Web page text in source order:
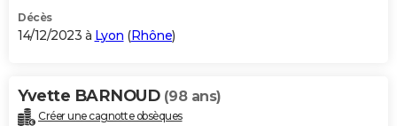
Décès
14/12/2023 à Lyon (Rhône)
Yvette BARNOUD (98 ans)
Créer une cagnotte obsèques